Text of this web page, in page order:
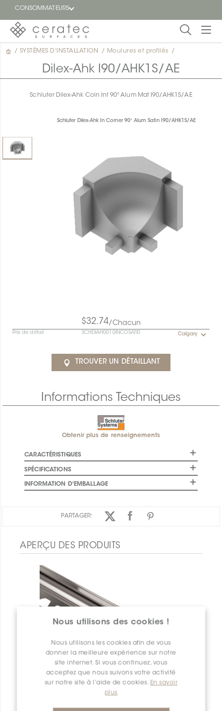
CONSOMMATEURS
En
vedette
un
Nous utilisons des cookies !
Nous utilisons les cookies afin de vous
donner la meilleure expérience sur notre
site internet. Si vous continuez, vous
acceptez que nous suivons votre activité
sur notre site à l’aide de cookies. En savoir
plus
/ SYSTÈMES D'INSTALLATION / Moulures et profilés /
Dilex-Ahk I90/AHK1S/AE
Schluter Dilex-Ahk Coin Int 90° Alum Mat I90/AHK1S/AE
Schluter Dilex-Ahk In Corner 90° Alum Satin I90/AHK1S/AE
$32.74/Chacun
Prix de détail SCHDIAH0010INCOSATI0 Calgary
TROUVER UN DÉTAILLANT
Informations Techniques
Obtenir plus de renseignements
CARACTÉRISTIQUES
SPÉCIFICATIONS
INFORMATION D'EMBALLAGE
PARTAGER:
APERÇU DES PRODUITS
Dilex-Ahk I90/AHK1S/AE
Dilex-Ahk AHK1S100ACG